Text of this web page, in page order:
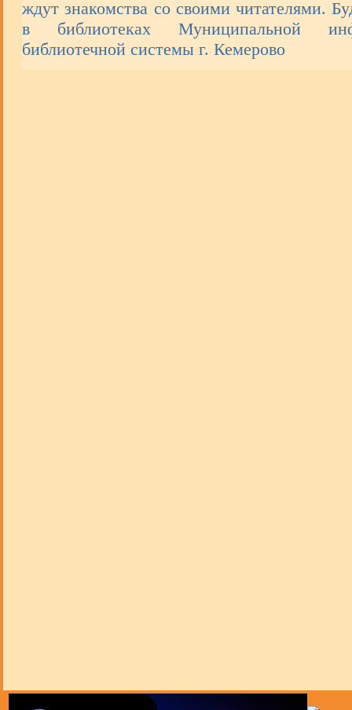
ждут знакомства со своими читателями.
в библиотеках Муниципальной
библиотечной системы г. Кемерово